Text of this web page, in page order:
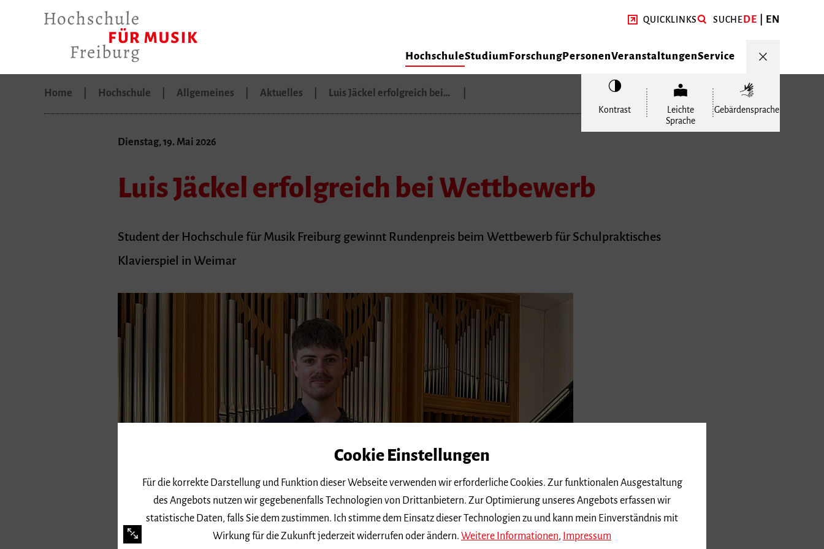
QUICKLINKS SUCHEDE EN
HochschuleStudiumForschungPersonenVeranstaltungenService
Kontrast
Leichte
Sprache
Gebärdensprache
Home Hochschule Allgemeines Aktuelles Luis Jäckel erfolgreich bei…
Dienstag, 19. Mai 2026
Luis Jäckel erfolgreich bei Wettbewerb
Student der Hochschule für Musik Freiburg gewinnt Rundenpreis beim Wettbewerb für Schulpraktisches
Klavierspiel in Weimar
Cookie Einstellungen
Für die korrekte Darstellung und Funktion dieser Webseite verwenden wir erforderliche Cookies. Zur funktionalen Ausgestaltung
des Angebots nutzen wir gegebenenfalls Technologien von Drittanbietern. Zur Optimierung unseres Angebots erfassen wir
statistische Daten, falls Sie dem zustimmen. Ich stimme dem Einsatz dieser Technologien zu und kann mein Einverständnis mit
Wirkung für die Zukunft jederzeit widerrufen oder ändern. Weitere Informationen, Impressum